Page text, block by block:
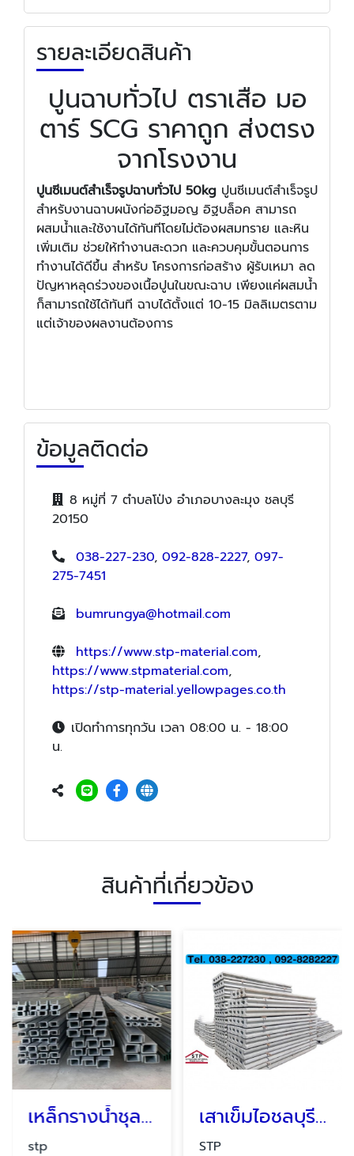
รายละเอียดสินค้า
ปูนฉาบทั่วไป ตราเสือ มอ
ตาร์ SCG ราคาถูก ส่งตรง
จากโรงงาน
ปูนซีเมนต์สำเร็จรูปฉาบทั่วไป 50kg ปูนซีเมนต์สำเร็จรูป
สำหรับงานฉาบผนังก่ออิฐมอญ อิฐบล็อค สามารถ
ผสมน้ำและใช้งานได้ทันทีโดยไม่ต้องผสมทราย และหิน
เพิ่มเติม ช่วยให้ทำงานสะดวก และควบคุมขั้นตอนการ
ทำงานได้ดีขึ้น สำหรับ โครงการก่อสร้าง ผู้รับเหมา ลด
ปัญหาหลุดร่วงของเนื้อปูนในขณะฉาบ เพียงแค่ผสมน้ำ
ก็สามารถใช้ได้ทันที ฉาบได้ตั้งแต่ 10-15 มิลลิเมตรตาม
แต่เจ้าของผลงานต้องการ
ข้อมูลติดต่อ
8 หมู่ที่ 7 ตำบลโป่ง อำเภอบางละมุง ชลบุรี
20150
038-227-230, 092-828-2227, 097-
275-7451
bumrungya@hotmail.com
https://www.stp-material.com,
https://www.stpmaterial.com,
https://stp-material.yellowpages.co.th
เปิดทำการทุกวัน เวลา 08:00 น. - 18:00
น.
สินค้าที่เกี่ยวข้อง
เหล็กรางน้ำชุลกัลวาไนซ์ HDG ระยอง ชลบุรี บ่อวิน ปลวกแดง
stp
เสาเข็มไอชลบุรี ระยอง บ่อวิน ปลวกแดง
STP